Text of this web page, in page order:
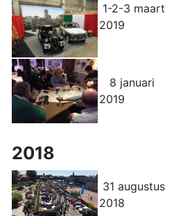
1-2-3 maart
2019
8 januari
2019
2018
31 augustus
2018